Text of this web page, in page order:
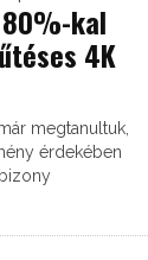
80%-kal
4K
megtanultuk,
érdekében